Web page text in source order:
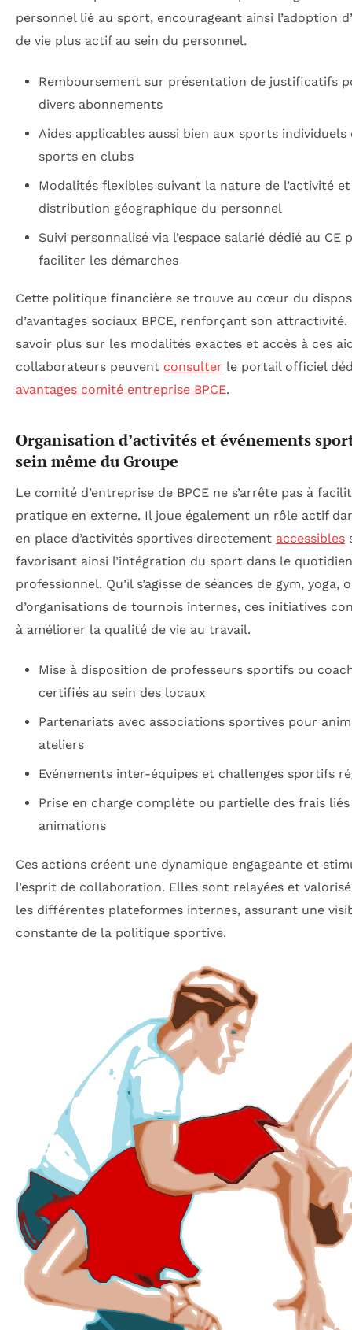
personnel lié au sport, encourageant ainsi l’adoption
de vie plus actif au sein du personnel.
Remboursement sur présentation de justificatifs
divers abonnements
Aides applicables aussi bien aux sports individuels
sports en clubs
Modalités flexibles suivant la nature de l’activité
distribution géographique du personnel
Suivi personnalisé via l’espace salarié dédié au CE
faciliter les démarches
Cette politique financière se trouve au cœur du
d’avantages sociaux BPCE, renforçant son attractivité.
savoir plus sur les modalités exactes et accès à ces
collaborateurs peuvent consulter le portail officiel
avantages comité entreprise BPCE.
Organisation d’activités et événements
sein même du Groupe
Le comité d’entreprise de BPCE ne s’arrête pas à
pratique en externe. Il joue également un rôle actif
en place d’activités sportives directement accessibles
favorisant ainsi l’intégration du sport dans le quotidien
professionnel. Qu’il s’agisse de séances de gym, yoga,
d’organisations de tournois internes, ces initiatives
à améliorer la qualité de vie au travail.
Mise à disposition de professeurs sportifs ou
certifiés au sein des locaux
Partenariats avec associations sportives pour
ateliers
Evénements inter-équipes et challenges sportifs
Prise en charge complète ou partielle des frais liés
animations
Ces actions créent une dynamique engageante et
l’esprit de collaboration. Elles sont relayées et
les différentes plateformes internes, assurant une
constante de la politique sportive.